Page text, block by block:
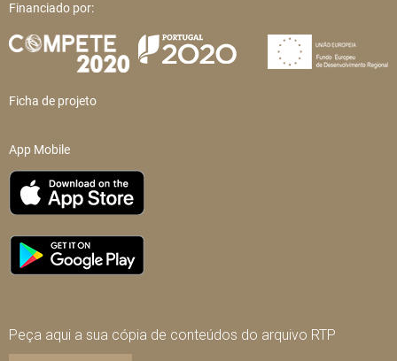
Financiado por:
Ficha de projeto
App Mobile
Peça aqui a sua cópia de conteúdos do arquivo RTP